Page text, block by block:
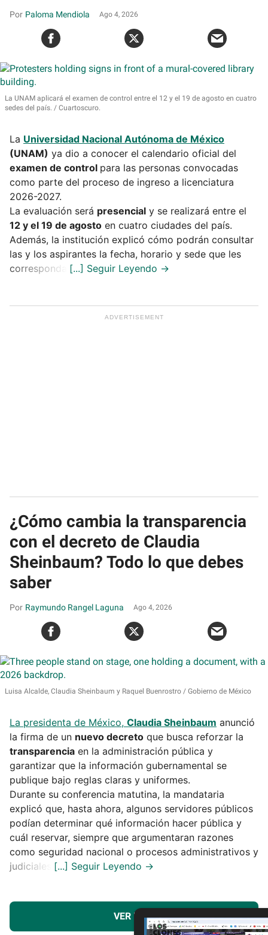
Paloma Mendiola Ago 4, 2026
La UNAM aplicará el examen de control entre el 12 y el 19 de agosto en cuatro
sedes del país.
Cuartoscuro.
La Universidad Nacional Autónoma de México
(UNAM) ya dio a conocer el calendario oficial del
examen de control para las personas convocadas
como parte del proceso de ingreso a licenciatura
2026-2027.
La evaluación será presencial y se realizará entre el
12 y el 19 de agosto en cuatro ciudades del país.
Además, la institución explicó cómo podrán consultar
las y los aspirantes la fecha, horario y sede que les
corresponda.
¿Cómo cambia la transparencia
con el decreto de Claudia
Sheinbaum? Todo lo que debes
saber
Raymundo Rangel Laguna Ago 4, 2026
Luisa Alcalde, Claudia Sheinbaum y Raquel Buenrostro Gobierno de México
La presidenta de México, Claudia Sheinbaum anunció
la firma de un nuevo decreto que busca reforzar la
transparencia en la administración pública y
garantizar que la información gubernamental se
publique bajo reglas claras y uniformes.
Durante su conferencia matutina, la mandataria
explicó que, hasta ahora, algunos servidores públicos
podían determinar qué información hacer pública y
cuál reservar, siempre que argumentaran razones
como seguridad nacional o procesos administrativos y
judiciales.
VER MÁS